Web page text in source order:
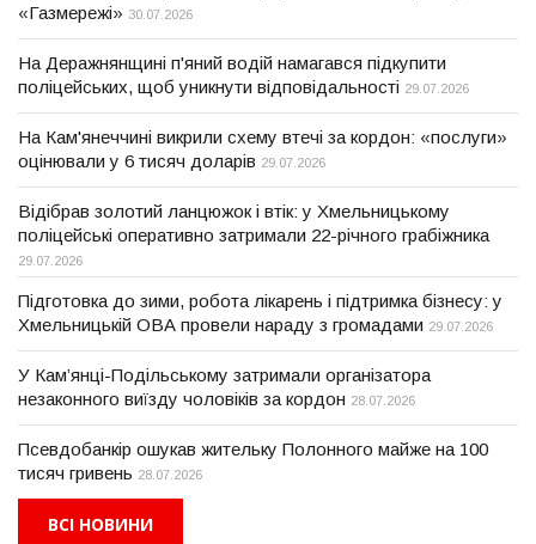
«Газмережі» 30.07.2026
На Деражнянщині п'яний водій намагався підкупити
поліцейських, щоб уникнути відповідальності 29.07.2026
На Кам'янеччині викрили схему втечі за кордон: «послуги»
оцінювали у 6 тисяч доларів 29.07.2026
Відібрав золотий ланцюжок і втік: у Хмельницькому
поліцейські оперативно затримали 22-річного грабіжника
29.07.2026
Підготовка до зими, робота лікарень і підтримка бізнесу: у
Хмельницькій ОВА провели нараду з громадами 29.07.2026
У Кам’янці-Подільському затримали організатора
незаконного виїзду чоловіків за кордон 28.07.2026
Псевдобанкір ошукав жительку Полонного майже на 100
тисяч гривень 28.07.2026
ВСІ НОВИНИ